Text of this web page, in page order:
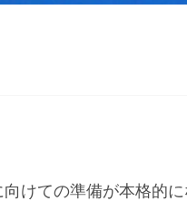
けての準備が本格的